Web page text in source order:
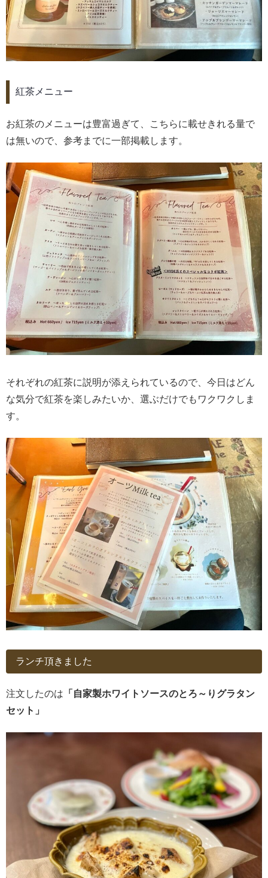
紅茶メニュー
お紅茶のメニューは豊富過ぎて、こちらに載せきれる量で
は無いので、参考までに一部掲載します。
それぞれの紅茶に説明が添えられているので、今日はどん
な気分で紅茶を楽しみたいか、選ぶだけでもワクワクしま
す。
ランチ頂きました
注文したのは 「自家製ホワイトソースのとろ～りグラタン
セット」